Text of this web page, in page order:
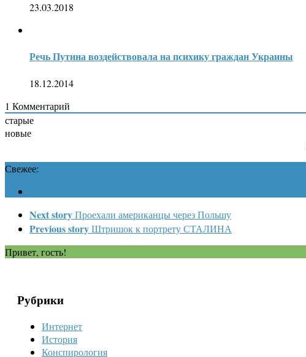
23.03.2018
Речь Путина воздействовала на психику граждан Украины
18.12.2014
1 Комментарий
старые
новые
Свежее:
Next storyПроехали американцы через Польшу
Previous storyШтришок к портрету СТАЛИНА
Привет, гость!
Рубрики
Интернет
История
Конспирология